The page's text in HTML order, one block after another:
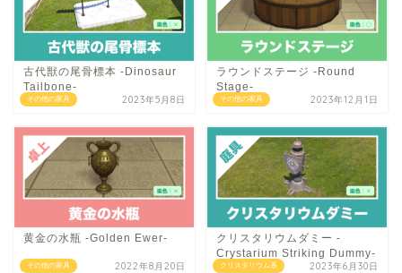
その他の家具
古代獣の尾骨標本 -Dinosaur
Tailbone-
2023年5月8日 その他の家具
ラウンドステージ -Round
Stage-
2023年12月1日
その他の家具
黄金の水瓶 -Golden Ewer-
2022年8月20日 クリスタリウム系
クリスタリウムダミー -
Crystarium Striking Dummy-
2023年6月30日